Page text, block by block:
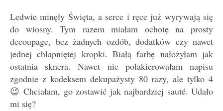
Ledwie minęły Święta, a serce i ręce już wyrywają się
do wiosny. Tym razem miałam ochotę na prosty
decoupage, bez żadnych ozdób, dodatków czy nawet
jednej chlapniętej kropki. Białą farbę nałożyłam jak
ostatnia sknera. Nawet nie polakierowałam napisu
zgodnie z kodeksem dekupażysty 80 razy, ale tylko 4
😉 Chciałam, go zostawić jak najbardziej sauté. Udało
mi się?